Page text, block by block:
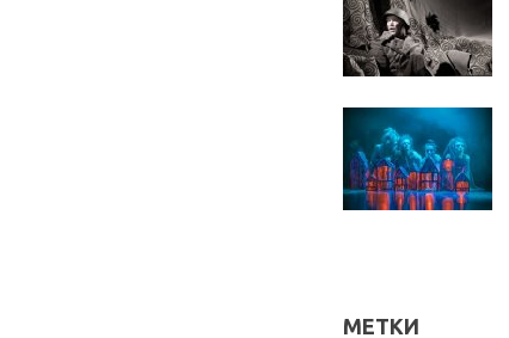
МЕТКИ